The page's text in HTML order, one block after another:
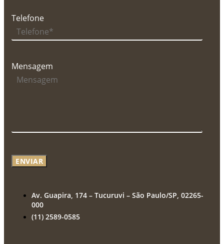
Telefone
Mensagem
ENVIAR
Av. Guapira, 174 – Tucuruvi – São Paulo/SP, 02265-
000
(11) 2589-0585